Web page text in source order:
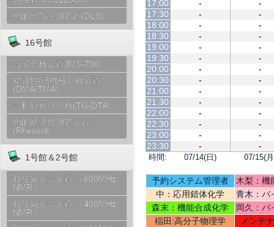
動的光散乱測定器(DLS)
16号館
質量分析装置JMS-700
粘弾性/熱機械分析装置
(DMA/TMA)
試料観察熱分析(TG-DTA)
動的粘弾性測定装置
(Rheosol)
1号館＆2号館
核磁気共鳴装置 （600MHz
NMR）
核磁気共鳴装置 （400MHz
NMR）
時間: 07/14(日) 07/15(
17:00
-
-
17:30
-
-
18:00
-
-
18:30
-
-
19:00
-
-
19:30
-
-
20:00
-
-
20:30
-
-
21:00
-
-
21:30
-
-
22:00
-
-
22:30
-
-
23:00
-
-
23:30
- -
予約システム管理者
木梨：機
中：応用錯体化学
青木：バ
テリ
森末：機能合成化学
岡久：バ
稲田:高分子物理学
メンテ